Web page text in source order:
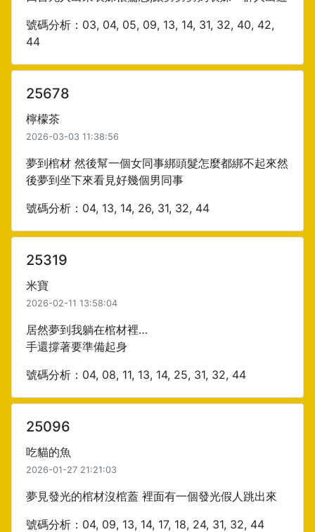
號碼分析：03, 04, 05, 09, 13, 14, 31, 32, 40, 42,
44
25678
檸檬茶
2026-03-03 11:38:56
夢到棺材 然後幫一個女同事綁頭髮怎麼都綁不起來然
後夢到坐下來看見好幾個男同事
號碼分析：04, 13, 14, 26, 31, 32, 44
25319
米寶
2026-02-11 13:58:04
居然夢到我躺在棺材裡…
手還撐著要準備起身
號碼分析：04, 08, 11, 13, 14, 25, 31, 32, 44
25096
吃貓的魚
2026-01-27 21:21:03
夢見發光的棺材沒棺蓋 裡面有一個發光假人跳出來
號碼分析：04, 09, 13, 14, 17, 18, 24, 31, 32, 44